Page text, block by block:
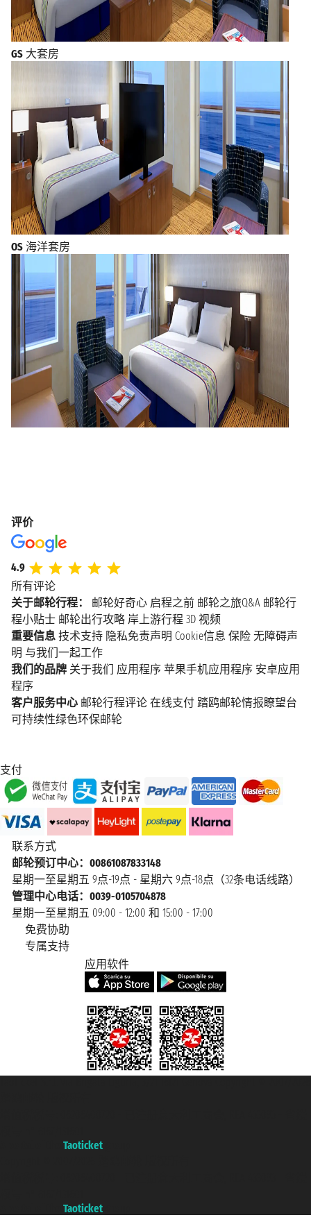
GS 大套房
OS 海洋套房
评价
4.9
所有评论
关于邮轮行程：
邮轮好奇心 启程之前 邮轮之旅Q&A 邮轮行
程小贴士 邮轮出行攻略 岸上游行程 3D 视频
重要信息 技术支持 隐私免责声明 Cookie信息 保险 无障碍声
明 与我们一起工作
我们的品牌 关于我们 应用程序 苹果手机应用程序 安卓应用
程序
客户服务中心 邮轮行程评论 在线支付 踏鸥邮轮情报瞭望台
可持续性绿色环保邮轮
支付
联系方式
邮轮预订中心：00861087833148
星期一至星期五 9点-19点 - 星期六 9点-18点（32条电话线路）
管理中心电话：0039-0105704878
星期一至星期五 09:00 - 12:00 和 15:00 - 17:00
免费协助
专属支持
应用软件
Taoticket
Taoticket